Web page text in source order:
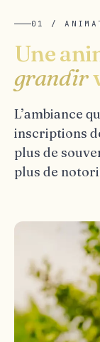
01 /
Une
grandir
L’ambiance
inscriptions
plus de
plus de